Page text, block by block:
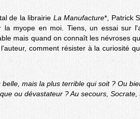
de la librairie La Manufacture*, Patrick
myope en moi. Tiens, un essai sur
mais quand on connaît les névroses
comment résister à la curiosité
mais la plus terrible qui soit ? Ou
ou dévastateur ? Au secours, Socrate,